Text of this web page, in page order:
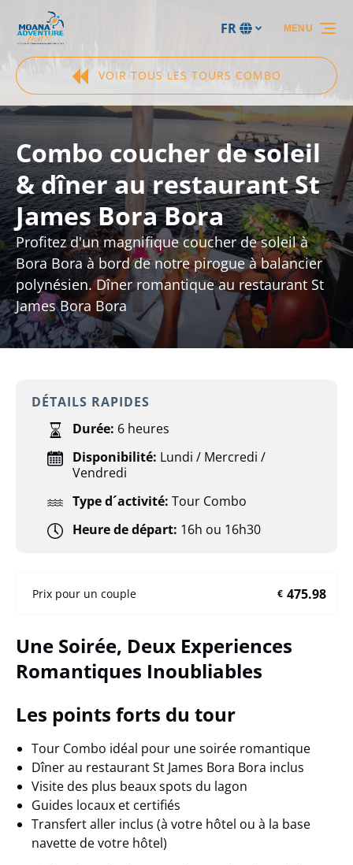
Aller à la navigation principale
Aller au contenu
Aller au pied de page
Sélectionnez
votre
langue
FR
VOIR TOUS LES TOURS COMBO
MENU
Combo coucher de soleil
& dîner au restaurant St
James Bora Bora
Profitez d'un magnifique coucher de soleil à
Bora Bora à bord de notre pirogue à balancier
polynésien. Dîner romantique au restaurant St
James Bora Bora
DÉTAILS RAPIDES
Durée: 6 heures
Disponibilité: Lundi / Mercredi /
Vendredi
Type d´activité: Tour Combo
Heure de départ: 16h ou 16h30
Prix pour un couple € 475.98
Une Soirée, Deux Experiences
Romantiques Inoubliables
Les points forts du tour
Tour Combo idéal pour une soirée romantique
Dîner au restaurant St James Bora Bora inclus
Visite des plus beaux spots du lagon
Guides locaux et certifiés
Transfert aller inclus (à votre hôtel ou à la base
navette de votre hôtel)